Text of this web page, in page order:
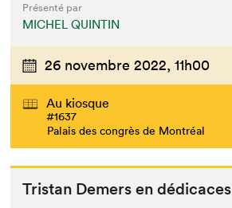
Présenté par
MICHEL QUINTIN
26 novembre 2022, 11h00
Au kiosque
#1637
Palais des congrès de Montréal
Tris­tan Demers en dédicaces